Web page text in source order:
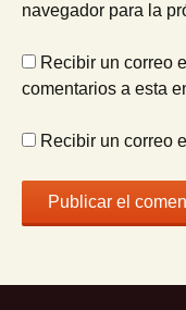
navegador para la
Recibir un correo
comentarios a esta
Recibir un correo